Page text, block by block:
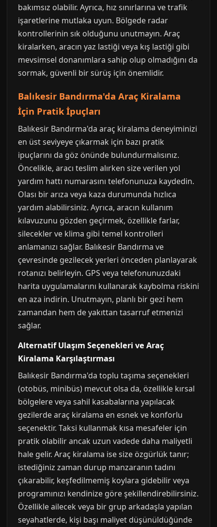
bakımsız olabilir. Ayrıca, hız sınırlarına ve trafik
işaretlerine mutlaka uyun. Bölgede radar
kontrollerinin sık olduğunu unutmayın. Araç
kiralarken, aracın yaz lastiği veya kış lastiği gibi
mevsimsel donanımlara sahip olup olmadığını da
sormak, güvenli bir sürüş için önemlidir.
Balıkesir Bandırma'da Araç Kiralama
İçin Pratik İpuçları
Balıkesir Bandırma'da araç kiralama deneyiminizi
en üst seviyeye çıkarmak için bazı pratik
ipuçlarını da göz önünde bulundurmalısınız.
Öncelikle, aracı teslim alırken size verilen yol
yardım hattı numarasını telefonunuza kaydedin.
Olası bir arıza veya kaza durumunda hızlıca
yardım alabilirsiniz. Ayrıca, aracın kullanım
kılavuzunu gözden geçirmek, özellikle farlar,
silecekler ve klima gibi temel kontrolleri
anlamanızı sağlar. Balıkesir Bandırma ve
çevresinde gezilecek yerleri önceden planlayarak
rotanızı belirleyin. GPS veya telefonunuzdaki
harita uygulamalarını kullanarak kaybolma riskini
en aza indirin. Unutmayın, planlı bir gezi hem
zamandan hem de yakıttan tasarruf etmenizi
sağlar.
Alternatif Ulaşım Seçenekleri ve Araç
Kiralama Karşılaştırması
Balıkesir Bandırma'da toplu taşıma seçenekleri
(otobüs, minibüs) mevcut olsa da, özellikle kırsal
bölgelere veya sahil kasabalarına yapılacak
gezilerde araç kiralama en esnek ve konforlu
seçenektir. Taksi kullanmak kısa mesafeler için
pratik olabilir ancak uzun vadede daha maliyetli
hale gelir. Araç kiralama ise size özgürlük tanır;
istediğiniz zaman durup manzaranın tadını
çıkarabilir, keşfedilmemiş koylara gidebilir veya
programınızı kendinize göre şekillendirebilirsiniz.
Özellikle ailecek veya bir grup arkadaşla yapılan
seyahatlerde, kişi başı maliyet düşünüldüğünde